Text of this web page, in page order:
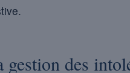
des